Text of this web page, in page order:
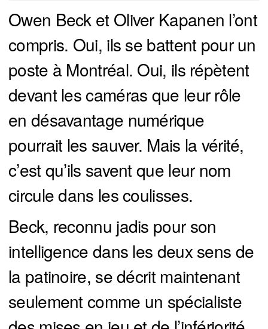
Owen Beck et Oliver Kapanen l’ont
compris. Oui, ils se battent pour un
poste à Montréal. Oui, ils répètent
devant les caméras que leur rôle
en désavantage numérique
pourrait les sauver. Mais la vérité,
c’est qu’ils savent que leur nom
circule dans les coulisses.
Beck, reconnu jadis pour son
intelligence dans les deux sens de
la patinoire, se décrit maintenant
seulement comme un spécialiste